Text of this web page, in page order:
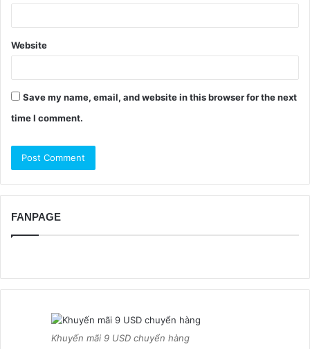
Website
Save my name, email, and website in this browser for the next
time I comment.
FANPAGE
Khuyến mãi 9 USD chuyển hàng